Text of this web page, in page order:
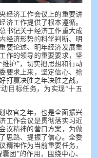
经济工作会议上的重要讲
济工作提供了根本遵循。
书记关于经济工作重大成
经济形势的科学判断、明
要论述、明年经济发展重
作的领导的重要要求，坚
维护”，切实把思想和行动
要求上来，坚定信心、抢
打赢决胜之年决胜之战，
目标任务，为实现“十五
收官之年，也是全面振兴
工作会议是贯彻落实习近
议精神的营口方案，为做
思路、提振了信心。全委
精神作为当前重要任务，
团”的作用，围绕中心、